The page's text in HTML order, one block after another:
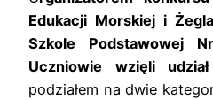
Edukacji Morskiej i
Szkole Podstawowej
Uczniowie wzięli
podziałem na dwie